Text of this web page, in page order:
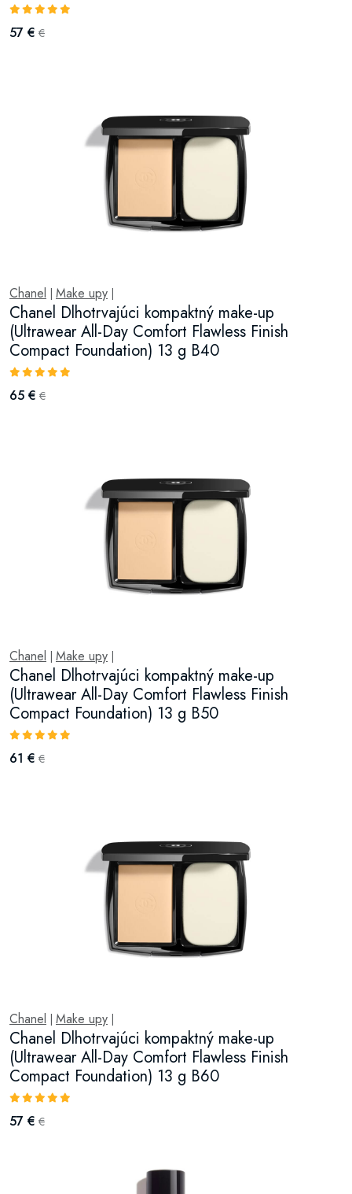
57 € €
Chanel Make upy
Chanel Dlhotrvajúci kompaktný make-up
(Ultrawear All-Day Comfort Flawless Finish
Compact Foundation) 13 g B40
65 € €
Chanel Make upy
Chanel Dlhotrvajúci kompaktný make-up
(Ultrawear All-Day Comfort Flawless Finish
Compact Foundation) 13 g B50
61 € €
Chanel Make upy
Chanel Dlhotrvajúci kompaktný make-up
(Ultrawear All-Day Comfort Flawless Finish
Compact Foundation) 13 g B60
57 € €